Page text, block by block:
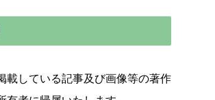
載している記事及び画像等の著作